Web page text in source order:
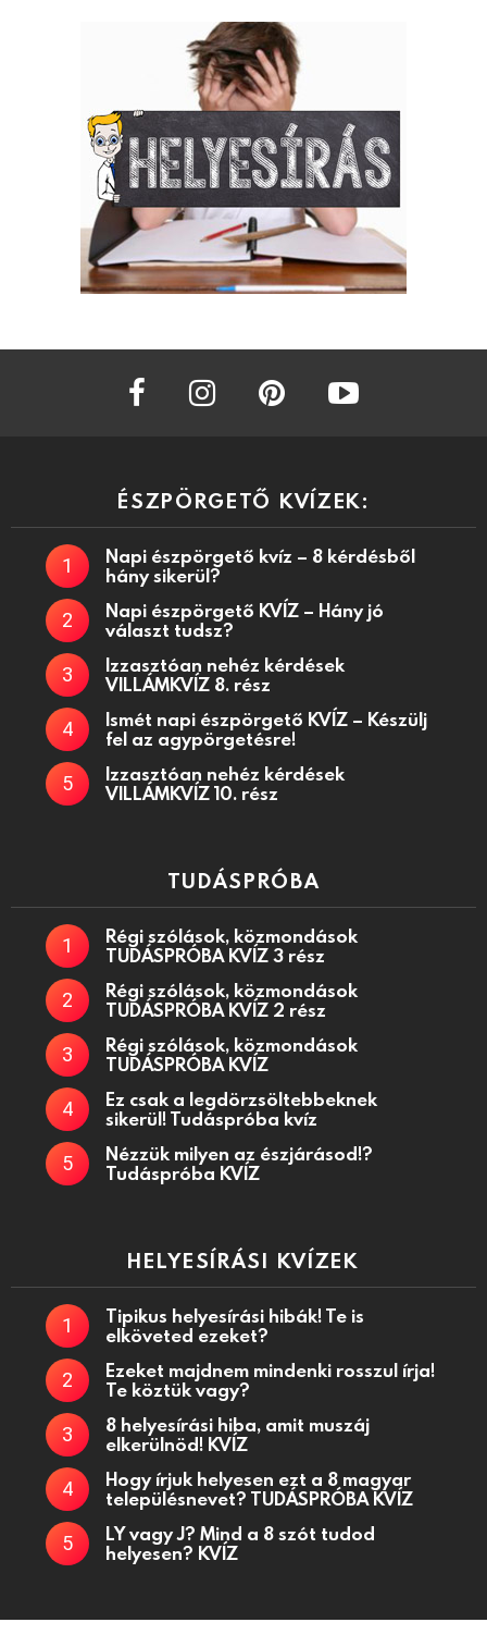
facebook instagram
ÉSZPÖRGETŐ KVÍZEK:
Napi észpörgető kvíz – 8 kérdésből
hány sikerül?
Napi észpörgető KVÍZ – Hány jó
választ tudsz?
Izzasztóan nehéz kérdések
VILLÁMKVÍZ 8. rész
Ismét napi észpörgető KVÍZ – Készülj
fel az agypörgetésre!
Izzasztóan nehéz kérdések
VILLÁMKVÍZ 10. rész
TUDÁSPRÓBA
Régi szólások, közmondások
TUDÁSPRÓBA KVÍZ 3 rész
Régi szólások, közmondások
TUDÁSPRÓBA KVÍZ 2 rész
Régi szólások, közmondások
TUDÁSPRÓBA KVÍZ
Ez csak a legdörzsöltebbeknek
sikerül! Tudáspróba kvíz
Nézzük milyen az észjárásod!?
Tudáspróba KVÍZ
HELYESÍRÁSI KVÍZEK
Tipikus helyesírási hibák! Te is
elköveted ezeket?
Ezeket majdnem mindenki rosszul írja!
Te köztük vagy?
8 helyesírási hiba, amit muszáj
elkerülnöd! KVÍZ
Hogy írjuk helyesen ezt a 8 magyar
településnevet? TUDÁSPRÓBA KVÍZ
LY vagy J? Mind a 8 szót tudod
helyesen? KVÍZ